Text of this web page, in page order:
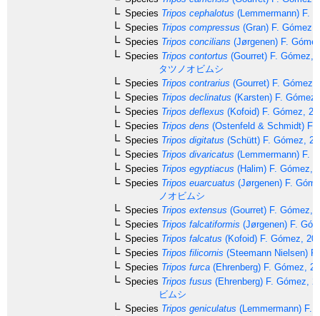
Species Tripos cephalotus (Lemmermann) F.
Species Tripos compressus (Gran) F. Gómez,
Species Tripos concilians (Jørgenen) F.
Species Tripos contortus (Gourret) F. Gómez,
タツノオビムシ
Species Tripos contrarius (Gourret) F. Gómez,
Species Tripos declinatus (Karsten) F.
Species Tripos deflexus (Kofoid) F. Gómez,
Species Tripos dens (Ostenfeld & Schmidt) F.
Species Tripos digitatus (Schütt) F. Gómez,
Species Tripos divaricatus (Lemmermann) F.
Species Tripos egyptiacus (Halim) F. Gómez,
Species Tripos euarcuatus (Jørgenen) F.
ノオビムシ
Species Tripos extensus (Gourret) F. Gómez,
Species Tripos falcatiformis (Jørgenen) F.
Species Tripos falcatus (Kofoid) F. Gómez,
Species Tripos filicornis (Steemann Nielsen)
Species Tripos furca (Ehrenberg) F. Gómez,
Species Tripos fusus (Ehrenberg) F. Gómez,
ビムシ
Species Tripos geniculatus (Lemmermann) F.